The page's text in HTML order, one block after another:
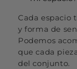
Cada espacio
y forma de
Podemos
que cada
del conjunto.